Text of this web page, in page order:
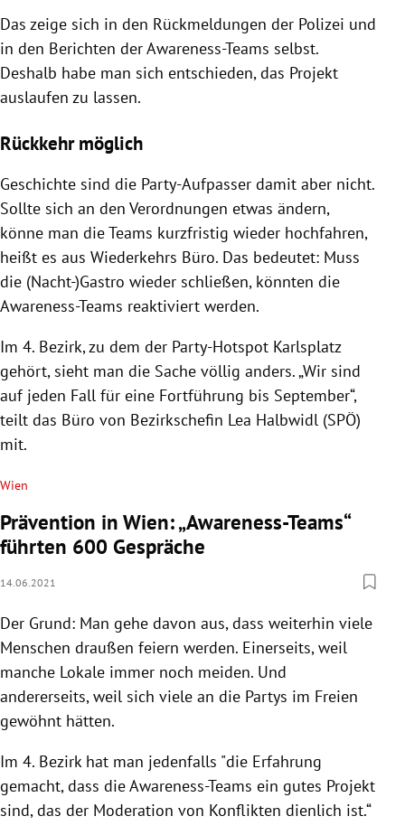
Das zeige sich in den Rückmeldungen der Polizei und
in den Berichten der Awareness-Teams selbst.
Deshalb habe man sich entschieden, das Projekt
auslaufen zu lassen.
Rückkehr möglich
Geschichte sind die Party-Aufpasser damit aber nicht.
Sollte sich an den Verordnungen etwas ändern,
könne man die Teams kurzfristig wieder hochfahren,
heißt es aus Wiederkehrs Büro. Das bedeutet: Muss
die (Nacht-)Gastro wieder schließen, könnten die
Awareness-Teams reaktiviert werden.
Im 4. Bezirk, zu dem der Party-Hotspot Karlsplatz
gehört, sieht man die Sache völlig anders. „Wir sind
auf jeden Fall für eine Fortführung bis September“,
teilt das Büro von Bezirkschefin Lea Halbwidl (SPÖ)
mit.
Wien
Prävention in Wien: „Awareness-Teams“
führten 600 Gespräche
14.06.2021
Der Grund: Man gehe davon aus, dass weiterhin viele
Menschen draußen feiern werden. Einerseits, weil
manche Lokale immer noch meiden. Und
andererseits, weil sich viele an die Partys im Freien
gewöhnt hätten.
Im 4. Bezirk hat man jedenfalls "die Erfahrung
gemacht, dass die Awareness-Teams ein gutes Projekt
sind, das der Moderation von Konflikten dienlich ist.“